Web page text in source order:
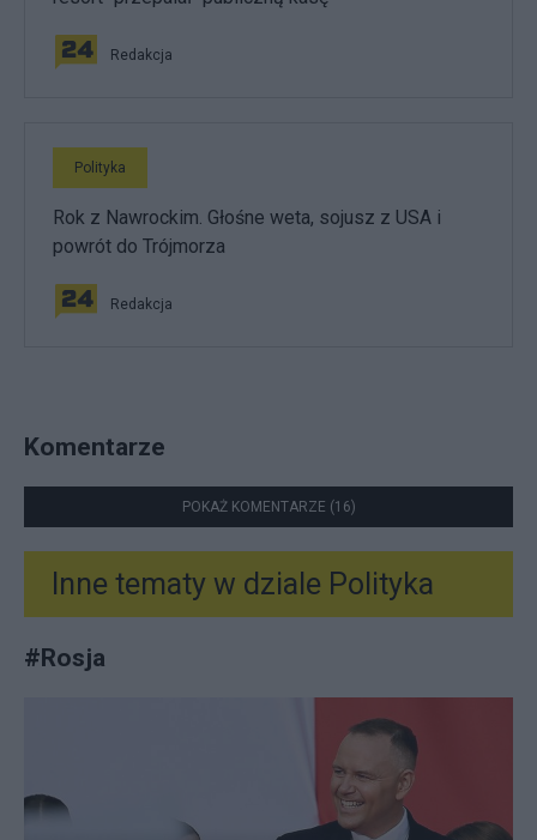
Redakcja
Polityka
Rok z Nawrockim. Głośne weta, sojusz z USA i
powrót do Trójmorza
Redakcja
Komentarze
POKAŻ KOMENTARZE (16)
Inne tematy w dziale Polityka
#Rosja